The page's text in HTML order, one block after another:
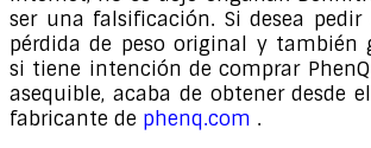
ser una falsificación. Si desea
pérdida de peso original y también
si tiene intención de comprar
asequible, acaba de obtener desde
fabricante de phenq.com .